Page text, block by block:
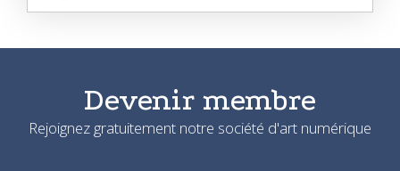
Devenir membre
Rejoignez gratuitement notre société d'art numérique